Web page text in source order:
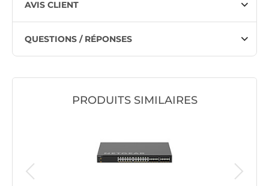
AVIS CLIENT
QUESTIONS / RÉPONSES
PRODUITS SIMILAIRES